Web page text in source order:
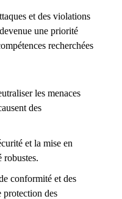
et des violations
une priorité
recherchées
les menaces
des
et la mise en
robustes.
conformité et des
protection des